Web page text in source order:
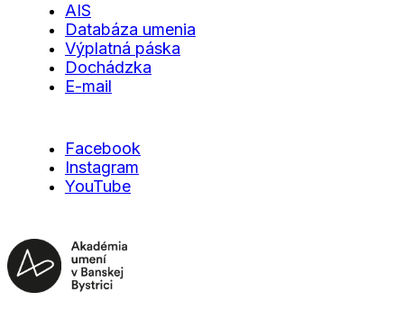
AIS
Databáza umenia
Výplatná páska
Dochádzka
E-mail
Facebook
Instagram
YouTube